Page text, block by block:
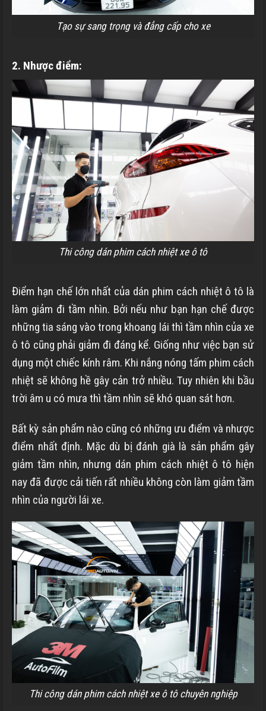
Tạo sự sang trọng và đẳng cấp cho xe
2. Nhược điểm:
Thi công dán phim cách nhiệt xe ô tô
Điểm hạn chế lớn nhất của dán phim cách nhiệt ô tô là
làm giảm đi tầm nhìn. Bởi nếu như bạn hạn chế được
những tia sáng vào trong khoang lái thì tầm nhìn của xe
ô tô cũng phải giảm đi đáng kể. Giống như việc bạn sử
dụng một chiếc kính râm. Khi nắng nóng tấm phim cách
nhiệt sẽ không hề gây cản trở nhiều. Tuy nhiên khi bầu
trời âm u có mưa thì tầm nhìn sẽ khó quan sát hơn.
Bất kỳ sản phẩm nào cũng có những ưu điểm và nhược
điểm nhất định. Mặc dù bị đánh già là sản phẩm gây
giảm tầm nhìn, nhưng dán phim cách nhiệt ô tô hiện
nay đã được cải tiến rất nhiều không còn làm giảm tầm
nhìn của người lái xe.
Thi công dán phim cách nhiệt xe ô tô chuyên nghiệp